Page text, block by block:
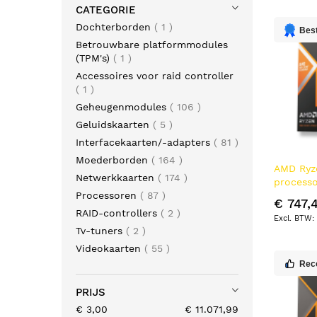
AMD
€
CATEGORIE
Dochterborden 1 product
Betrouwbare platformmodules
(TPM's)
1 product
Accessoires voor raid controller
1 product
Geheugenmodules
106 producten
Geluidskaarten
5 producten
Interfacekaarten/-adapters
81 producten
Moederborden
164 producten
Netwerkkaarten
174 producten
Processoren
87 producten
RAID-controllers
2 producten
Tv-tuners
2 producten
Videokaarten
55 producten
PRIJS
€ 3,00 € 11.071,99